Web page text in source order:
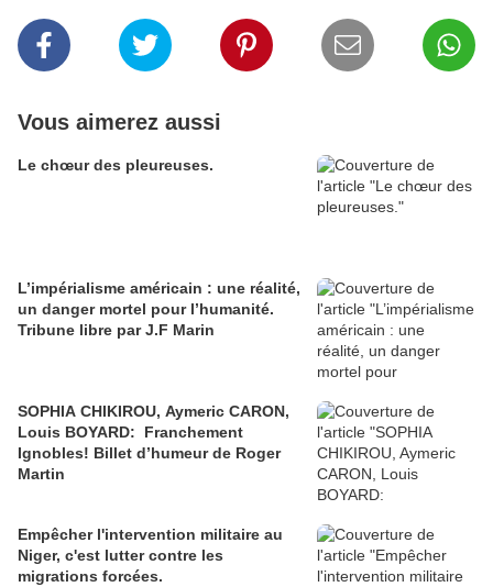
Vous aimerez aussi
Le chœur des pleureuses.
L’impérialisme américain : une réalité,
un danger mortel pour l’humanité.
Tribune libre par J.F Marin
SOPHIA CHIKIROU, Aymeric CARON,
Louis BOYARD: Franchement
Ignobles! Billet d’humeur de Roger
Martin
Empêcher l'intervention militaire au
Niger, c'est lutter contre les
migrations forcées.